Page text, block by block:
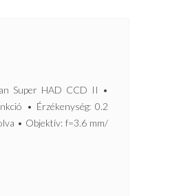
Super HAD CCD II •
• Érzékenység: 0.2
• Objektív: f=3.6 mm/